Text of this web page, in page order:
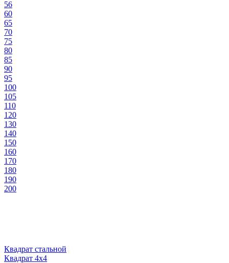
56
60
65
70
75
80
85
90
95
100
105
110
120
130
140
150
160
170
180
190
200
Квадрат стальной
Квадрат 4х4